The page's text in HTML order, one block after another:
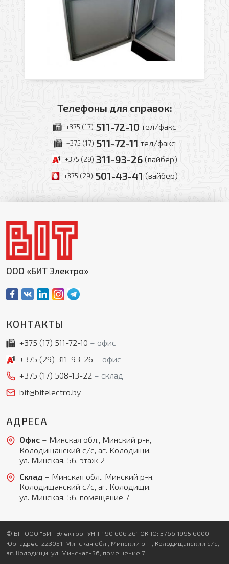
Телефоны для справок:
+375 (17) 511-72-10 тел/факс
+375 (17) 511-72-11 тел/факс
+375 (29) 311-93-26 (вайбер)
+375 (29) 501-43-41 (вайбер)
ООО «БИТ Электро»
КОНТАКТЫ
+375 (17) 511-72-10
офис
+375 (29) 311-93-26
офис
+375 (17) 508-13-22
склад
bit@bitelectro.by
АДРЕСА
Офис– Минская обл., Минский р-н,
Колодищанский с/с, аг. Колодищи,
ул. Минская, 56, этаж 2
Склад– Минская обл., Минский р-н,
Колодищанский с/с, аг. Колодищи,
ул. Минская, 56, помещение 7
© BIT ООО "БИТ Электро" УНП: 190 606 261 ОКПО: 3766 1995 6000
Юр. адрес: 223051, Минская обл., Минский р-н, Колодищанский с/с,
аг. Колодищи, ул. Минская-56, помещение 7
Я даю свое согласие на обработку моих
персональных данных в соответствии с
Политикой обработки персональных данных
* — поля, обязательные для заполнения
Перезвоните мне
Согласен(-на) на получение рассылки
Я даю свое согласие на обработку моих
Политикой обработки персональных данных*